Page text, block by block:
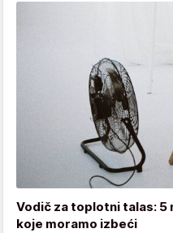
Vodič za toplotni talas: 5
koje moramo izbeći